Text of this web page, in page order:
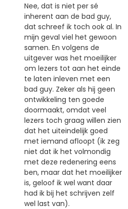
Nee, dat is niet per sé
inherent aan de bad guy,
dat schreef ik toch ook al. In
mijn geval viel het gewoon
samen. En volgens de
uitgever was het moeilijker
om lezers tot aan het einde
te laten inleven met een
bad guy. Zeker als hij geen
ontwikkeling ten goede
doormaakt, omdat veel
lezers toch graag willen zien
dat het uiteindelijk goed
met iemand afloopt (ik zeg
niet dat ik het volmondig
met deze redenering eens
ben, maar dat het moeilijker
is, geloof ik wel want daar
had ik bij het schrijven zelf
wel last van).